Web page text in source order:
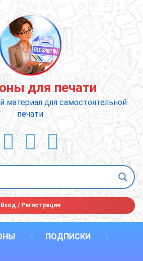
для печати
материал для самостоятельной
печати
ВКонтакте
YouTube
E-mail
Вход /Регистрация
ПОДПИСКИ